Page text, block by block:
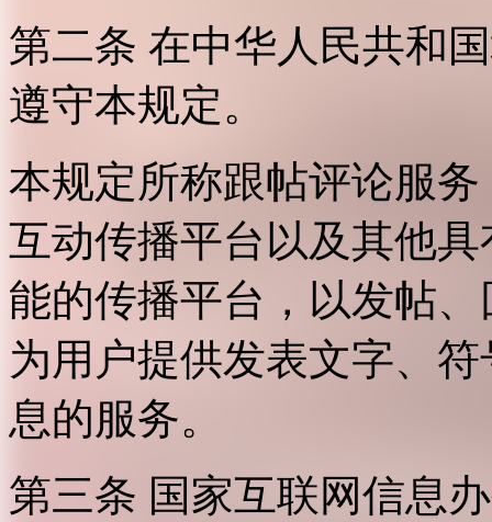
第二条 在中华人民共和
遵守本规定。
本规定所称跟帖评论服
互动传播平台以及其他
能的传播平台，以发帖
为用户提供发表文字、
息的服务。
第三条 国家互联网信息